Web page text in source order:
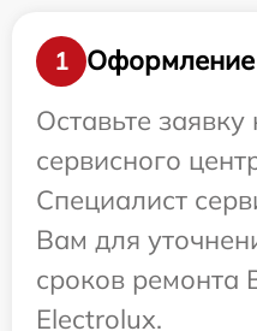
1
Оформление
Оставьте заявку
сервисного
Специалист
Вам для
сроков ремонта
Electrolux.